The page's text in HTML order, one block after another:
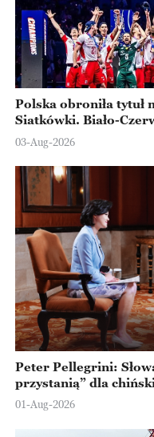
Polska obroniła
Siatkówki. Biało-
Ningbo
03-Aug-2026
Peter Pellegrini:
przystanią” dla
Europejskiej
01-Aug-2026